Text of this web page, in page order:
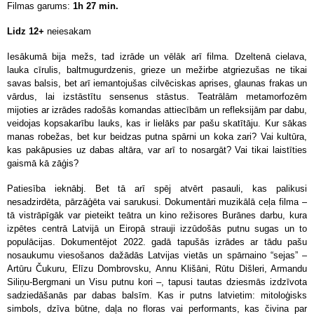
Filmas garums: 1h 27 min.
Lidz 12+ neiesakam
Iesākumā bija mežs, tad izrāde un vēlāk arī filma. Dzeltenā cielava,
lauka cīrulis, baltmugurdzenis, grieze un mežirbe atgriezušas ne tikai
savas balsis, bet arī iemantojušas cilvēciskas aprises, glaunas frakas un
vārdus, lai izstāstītu sensenus stāstus. Teatrālām metamorfozēm
mijoties ar izrādes radošās komandas attiecībām un refleksijām par dabu,
veidojas kopsakarību lauks, kas ir lielāks par pašu skatītāju. Kur sākas
manas robežas, bet kur beidzas putna spārni un koka zari? Vai kultūra,
kas pakāpusies uz dabas altāra, var arī to nosargāt? Vai tikai laistīties
gaismā kā zāģis?
Patiesība ieknābj. Bet tā arī spēj atvērt pasauli, kas palikusi
nesadzirdēta, pārzāģēta vai sarukusi. Dokumentāri muzikālā ceļa filma –
tā vistrāpīgāk var pieteikt teātra un kino režisores Burānes darbu, kura
izpētes centrā Latvijā un Eiropā strauji izzūdošās putnu sugas un to
populācijas. Dokumentējot 2022. gadā tapušās izrādes ar tādu pašu
nosaukumu viesošanos dažādās Latvijas vietās un spārnaino “sejas” –
Artūru Čukuru, Elīzu Dombrovsku, Annu Klišāni, Rūtu Dišleri, Armandu
Siliņu-Bergmani un Visu putnu kori –, tapusi tautas dziesmās izdzīvota
sadziedāšanās par dabas balsīm. Kas ir putns latvietim: mitoloģisks
simbols, dzīva būtne, daļa no floras vai performants, kas čivina par